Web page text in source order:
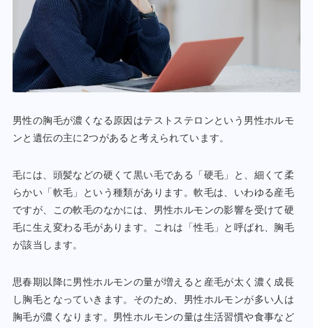
男性の胸毛が濃くなる原因はテストステロンという男性ホルモ
ンと遺伝の主に2つがあると考えられています。
毛には、頭髪などの硬くて黒い毛である「硬毛」と、細くて柔
らかい「軟毛」という種類があります。軟毛は、いわゆる産毛
ですが、この軟毛のなかには、男性ホルモンの影響を受けて硬
毛に生え変わる毛があります。これは「性毛」と呼ばれ、胸毛
が該当します。
思春期以降に男性ホルモンの量が増えると産毛が太く濃く成長
し胸毛となっていきます。そのため、男性ホルモンが多い人は
胸毛が濃くなります。男性ホルモンの量は生活習慣や食事など